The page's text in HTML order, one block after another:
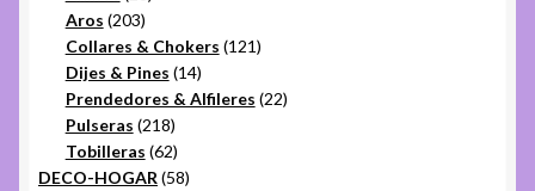
Aros 203203
productos
Collares & Chokers 121121
Dijes & Pines 1414
productos
Prendedores & Alfileres 2222
Pulseras 218218
productos
Tobilleras 6262
productos
DECO-HOGAR 5858